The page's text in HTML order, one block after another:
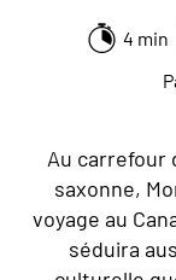
4 min
Au carrefour
saxonne,
voyage au
séduira